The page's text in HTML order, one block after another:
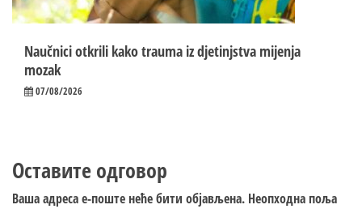
Naučnici otkrili kako trauma iz d‌jetinjstva mijenja
mozak
07/08/2026
Оставите одговор
Ваша адреса е-поште неће бити објављена. Неопходна поља